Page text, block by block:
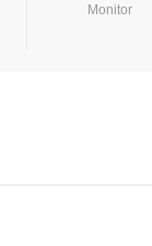
Monitor